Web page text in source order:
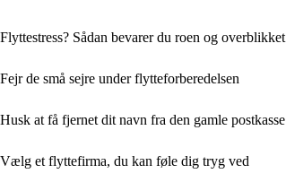
Flyttestress? Sådan bevarer du roen og overblikket
Fejr de små sejre under flytteforberedelsen
Husk at få fjernet dit navn fra den gamle postkasse
Vælg et flyttefirma, du kan føle dig tryg ved